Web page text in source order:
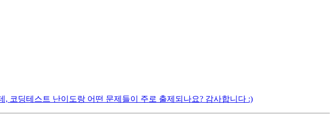
코딩테스트 난이도랑 어떤 문제들이 주로 출제되나요? 감사합니다 :)